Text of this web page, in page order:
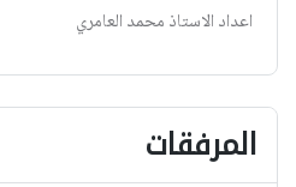
اعداد الاستاذ محمد العامري
المرفقات